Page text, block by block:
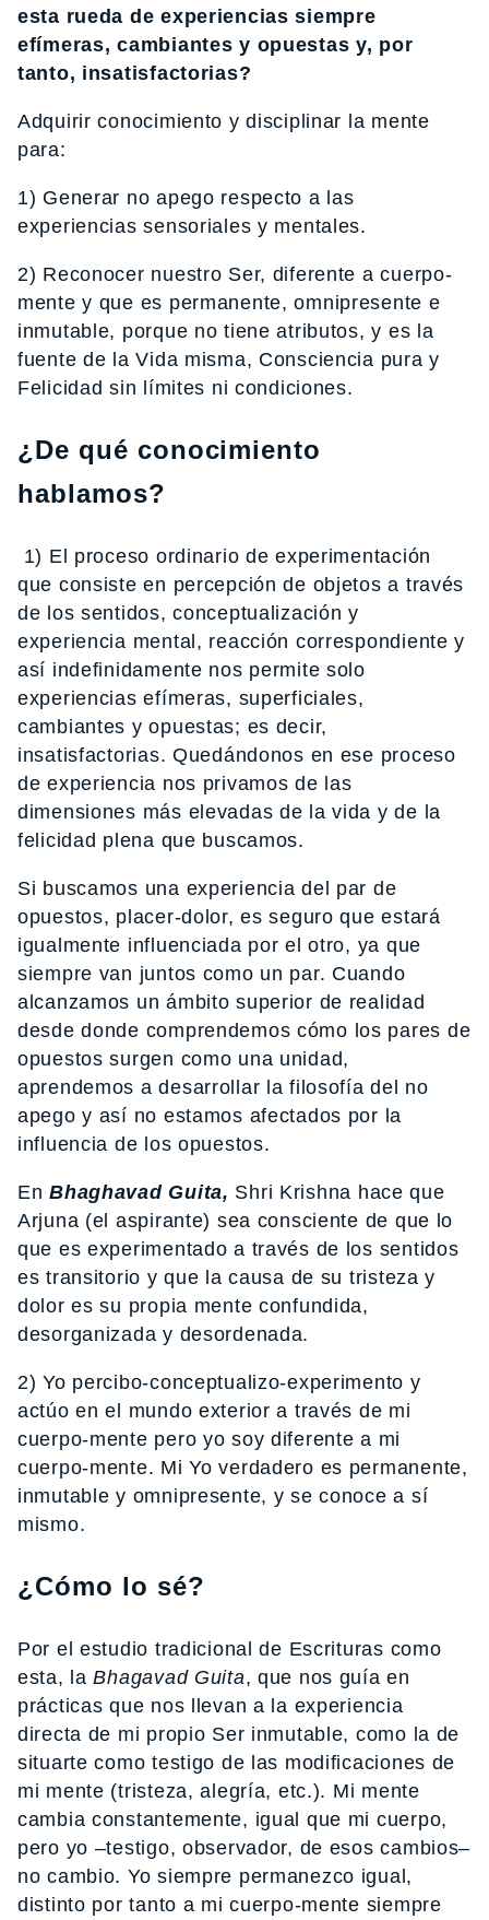
esta rueda de experiencias siempre
efímeras, cambiantes y opuestas y, por
tanto, insatisfactorias?
Adquirir conocimiento y disciplinar la mente
para:
1) Generar no apego respecto a las
experiencias sensoriales y mentales.
2) Reconocer nuestro Ser, diferente a cuerpo-
mente y que es permanente, omnipresente e
inmutable, porque no tiene atributos, y es la
fuente de la Vida misma, Consciencia pura y
Felicidad sin límites ni condiciones.
¿De qué conocimiento
hablamos?
1) El proceso ordinario de experimentación
que consiste en percepción de objetos a través
de los sentidos, conceptualización y
experiencia mental, reacción correspondiente y
así indefinidamente nos permite solo
experiencias efímeras, superficiales,
cambiantes y opuestas; es decir,
insatisfactorias. Quedándonos en ese proceso
de experiencia nos privamos de las
dimensiones más elevadas de la vida y de la
felicidad plena que buscamos.
Si buscamos una experiencia del par de
opuestos, placer-dolor, es seguro que estará
igualmente influenciada por el otro, ya que
siempre van juntos como un par. Cuando
alcanzamos un ámbito superior de realidad
desde donde comprendemos cómo los pares de
opuestos surgen como una unidad,
aprendemos a desarrollar la filosofía del no
apego y así no estamos afectados por la
influencia de los opuestos.
EnBhaghavad Guita, Shri Krishna hace que
Arjuna (el aspirante) sea consciente de que lo
que es experimentado a través de los sentidos
es transitorio y que la causa de su tristeza y
dolor es su propia mente confundida,
desorganizada y desordenada.
2) Yo percibo-conceptualizo-experimento y
actúo en el mundo exterior a través de mi
cuerpo-mente pero yo soy diferente a mi
cuerpo-mente. Mi Yo verdadero es permanente,
inmutable y omnipresente, y se conoce a sí
mismo.
¿Cómo lo sé?
Por el estudio tradicional de Escrituras como
esta, laBhagavad Guita, que nos guía en
prácticas que nos llevan a la experiencia
directa de mi propio Ser inmutable, como la de
situarte como testigo de las modificaciones de
mi mente (tristeza, alegría, etc.). Mi mente
cambia constantemente, igual que mi cuerpo,
pero yo –testigo, observador, de esos cambios–
no cambio. Yo siempre permanezco igual,
distinto por tanto a mi cuerpo-mente siempre